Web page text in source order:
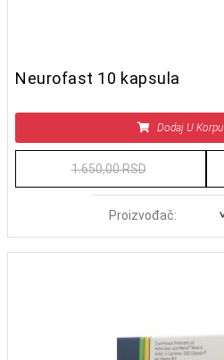
Neurofast 10 kapsula
Dodaj U Korpu
1.650,00 RSD
Proizvođač: